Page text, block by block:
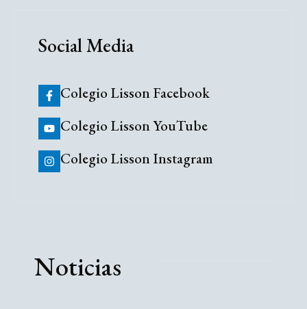
Social Media
Colegio Lisson Facebook
Colegio Lisson YouTube
Colegio Lisson Instagram
Noticias